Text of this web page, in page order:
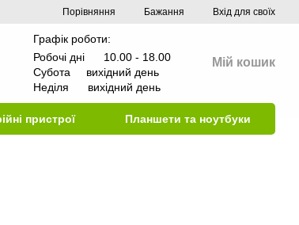
Порівняння Бажання Вхід для своїх
Графік роботи:
Робочі дні 10.00 - 18.00
Субота вихідний день
Неділя вихідний день
Мій кошик
пристрої Планшети та ноутбуки